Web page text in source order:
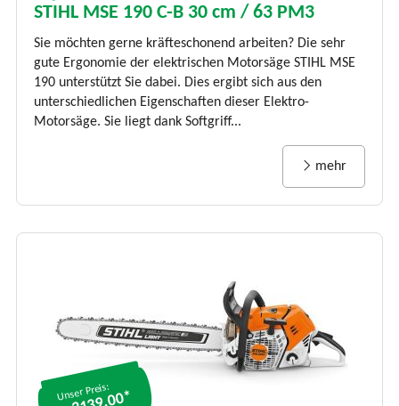
STIHL MSE 190 C-B 30 cm / 63 PM3
Sie möchten gerne kräfteschonend arbeiten? Die sehr
gute Ergonomie der elektrischen Motorsäge STIHL MSE
190 unterstützt Sie dabei. Dies ergibt sich aus den
unterschiedlichen Eigenschaften dieser Elektro-
Motorsäge. Sie liegt dank Softgriff...
mehr
Unser Preis: